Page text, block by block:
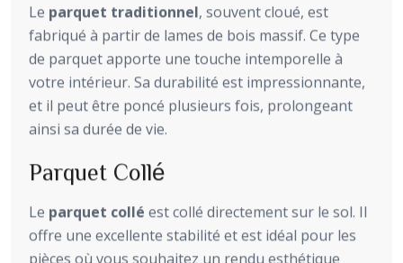
Le parquet traditionnel, souvent cloué, est
fabriqué à partir de lames de bois massif. Ce type
de parquet apporte une touche intemporelle à
votre intérieur. Sa durabilité est impressionnante,
et il peut être poncé plusieurs fois, prolongeant
ainsi sa durée de vie.
Parquet Collé
Le parquet collé est collé directement sur le sol. Il
offre une excellente stabilité et est idéal pour les
pièces où vous souhaitez un rendu esthétique